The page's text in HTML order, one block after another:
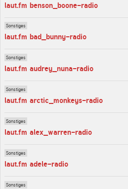
laut.fm benson_boone-radio
Sonstiges
laut.fm bad_bunny-radio
Sonstiges
laut.fm audrey_nuna-radio
Sonstiges
laut.fm arctic_monkeys-radio
Sonstiges
laut.fm alex_warren-radio
Sonstiges
laut.fm adele-radio
Sonstiges